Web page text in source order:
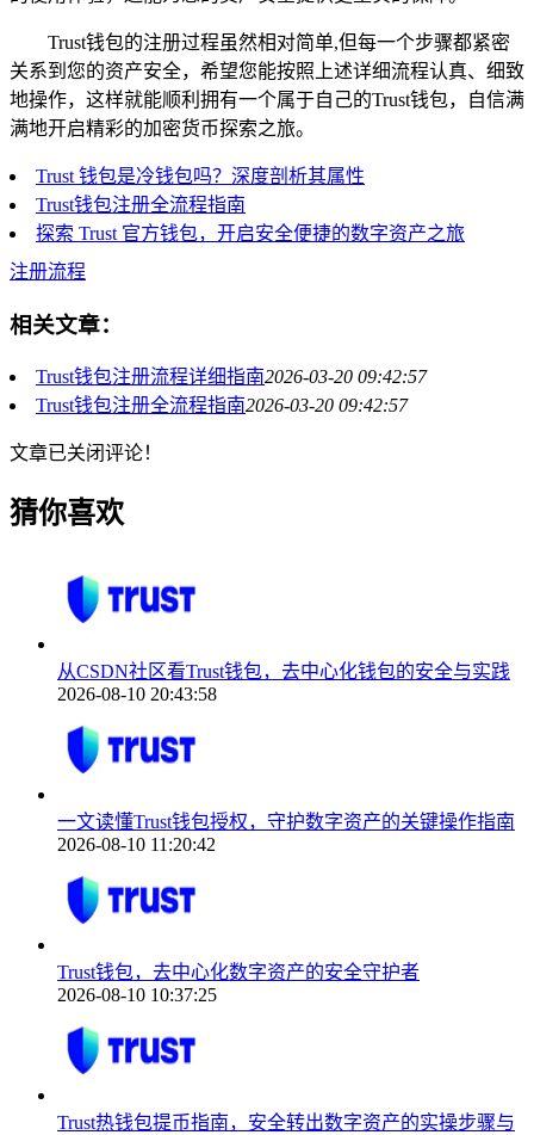
Trust钱包的注册过程虽然相对简单,但每一个步骤都紧密
关系到您的资产安全，希望您能按照上述详细流程认真、细致
地操作，这样就能顺利拥有一个属于自己的Trust钱包，自信满
满地开启精彩的加密货币探索之旅。
Trust 钱包是冷钱包吗？深度剖析其属性
Trust钱包注册全流程指南
探索 Trust 官方钱包，开启安全便捷的数字资产之旅
注册流程
相关文章：
Trust钱包注册流程详细指南2026-03-20 09:42:57
Trust钱包注册全流程指南2026-03-20 09:42:57
文章已关闭评论！
猜你喜欢
从CSDN社区看Trust钱包，去中心化钱包的安全与实践
2026-08-10 20:43:58
一文读懂Trust钱包授权，守护数字资产的关键操作指南
2026-08-10 11:20:42
Trust钱包，去中心化数字资产的安全守护者
2026-08-10 10:37:25
Trust热钱包提币指南，安全转出数字资产的实操步骤与